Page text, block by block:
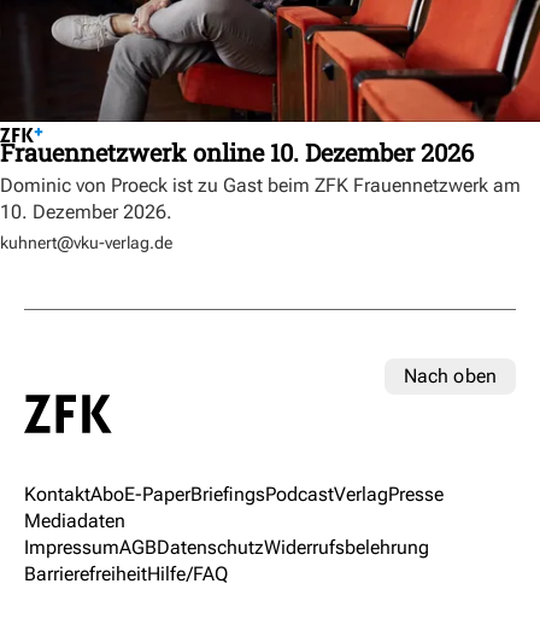
Frauennetzwerk online 10. Dezember 2026
Dominic von Proeck ist zu Gast beim ZFK Frauennetzwerk am
10. Dezember 2026.
kuhnert@vku-verlag.de
Nach oben
KontaktAboE-PaperBriefingsPodcastVerlagPresse
Mediadaten
ImpressumAGBDatenschutzWiderrufsbelehrung
BarrierefreiheitHilfe/FAQ